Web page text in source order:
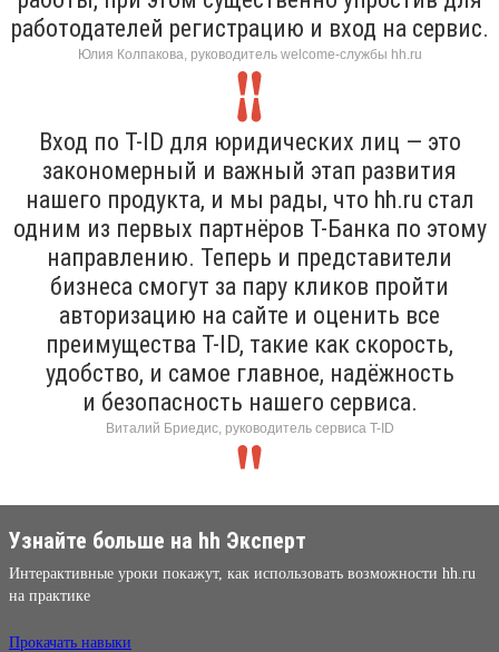
работодателей регистрацию и вход на сервис.
Юлия Колпакова, руководитель welcome-службы hh.ru
Вход по T-ID для юридических лиц — это
закономерный и важный этап развития
нашего продукта, и мы рады, что hh.ru стал
одним из первых партнёров Т-Банка по этому
направлению. Теперь и представители
бизнеса смогут за пару кликов пройти
авторизацию на сайте и оценить все
преимущества T-ID, такие как скорость,
удобство, и самое главное, надёжность
и безопасность нашего сервиса.
Виталий Бриедис, руководитель сервиса T-ID
Узнайте больше на hh Эксперт
Интерактивные уроки покажут, как использовать возможности hh.ru
на практике
Прокачать навыки